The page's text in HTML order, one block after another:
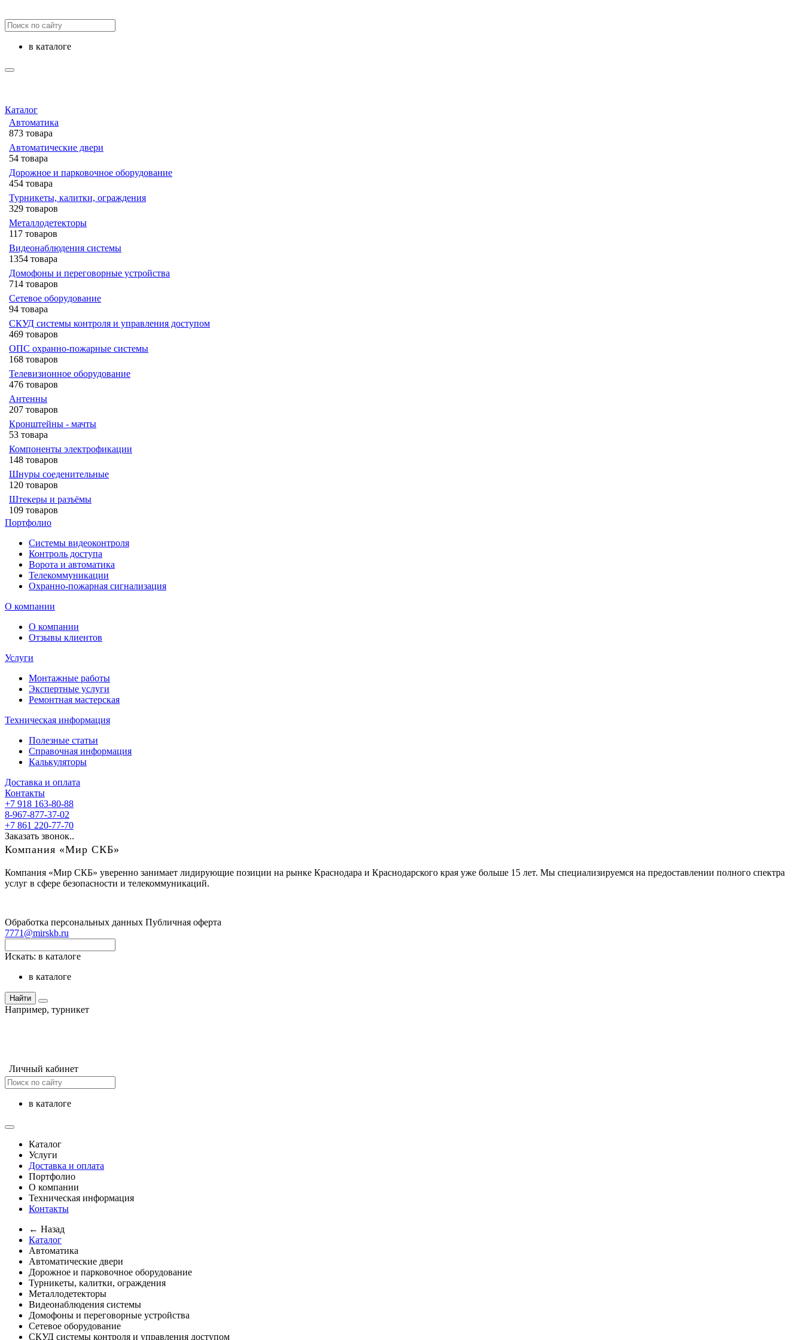
в каталоге
Каталог
Автоматика
873 товара
Автоматические двери
54 товара
Дорожное и парковочное оборудование
454 товара
Турникеты, калитки, ограждения
329 товаров
Металлодетекторы
117 товаров
Видеонаблюдения cистемы
1354 товара
Домофоны и переговорные устройства
714 товаров
Сетевое оборудование
94 товара
СКУД системы контроля и управления доступом
469 товаров
ОПС охранно-пожарные системы
168 товаров
Телевизионное оборудование
476 товаров
Антенны
207 товаров
Кронштейны - мачты
53 товара
Компоненты электрофикации
148 товаров
Шнуры соеденительные
120 товаров
Штекеры и разъёмы
109 товаров
Портфолио
Системы видеоконтроля
Контроль доступа
Ворота и автоматика
Телекоммуникации
Охранно-пожарная сигнализация
О компании
О компании
Отзывы клиентов
Услуги
Монтажные работы
Экспертные услуги
Ремонтная мастерская
Техническая информация
Полезные статьи
Справочная информация
Калькуляторы
Доставка и оплата
Контакты
+7 918 163-80-88
8-967-877-37-02
+7 861 220-77-70
Заказать звонок..
Компания «Мир СКБ»
Компания «Мир СКБ» уверенно занимает лидирующие позиции на рынке Краснодара и Краснодарского края уже больше 15 лет. Мы специализируемся на предоставлении полного спектра
услуг в сфере безопасности и телекоммуникаций.
Обработка персональных данных Публичная оферта
7771@mirskb.ru
Искать: в каталоге
в каталоге
Найти
Например, турникет
Личный кабинет
в каталоге
Каталог
Услуги
Доставка и оплата
Портфолио
О компании
Техническая информация
Контакты
← Назад
Каталог
Автоматика
Автоматические двери
Дорожное и парковочное оборудование
Турникеты, калитки, ограждения
Металлодетекторы
Видеонаблюдения cистемы
Домофоны и переговорные устройства
Сетевое оборудование
СКУД системы контроля и управления доступом